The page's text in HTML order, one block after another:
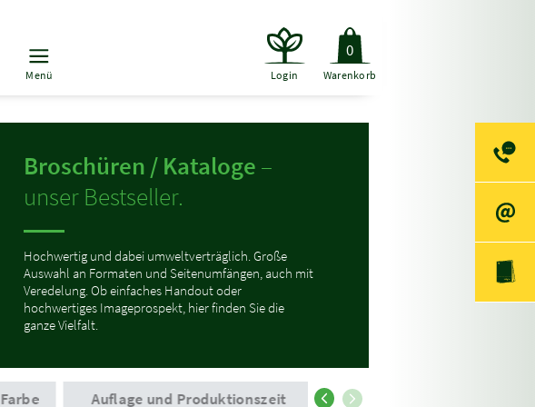
Menü Login Warenkorb
0
Broschüren / Kataloge –
unser Bestseller.
Hochwertig und dabei umweltverträglich. Große
Auswahl an Formaten und Seitenumfängen, auch mit
Veredelung. Ob einfaches Handout oder
hochwertiges Imageprospekt, hier finden Sie die
ganze Vielfalt.
Farbe Auflage und Produktionszeit